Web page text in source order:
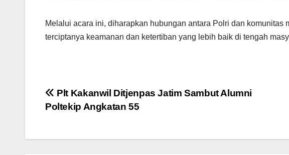
Melalui acara ini, diharapkan hubungan antara Polri dan komunitas
terciptanya keamanan dan ketertiban yang lebih baik di tengah
Navigasi
Plt Kakanwil Ditjenpas Jatim Sambut Alumni
Poltekip Angkatan 55